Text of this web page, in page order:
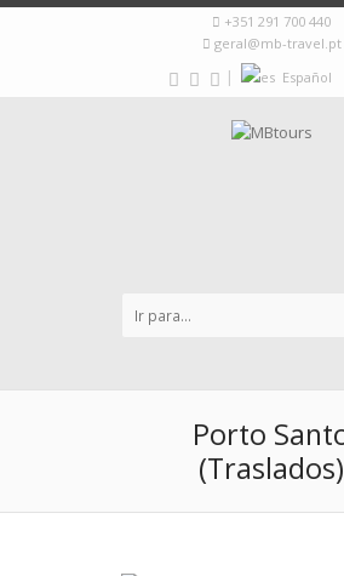
+351 291 700 440
geral@mb-travel.pt
| Español
Porto
(Traslados)